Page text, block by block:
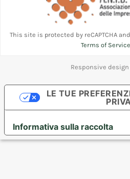
This site is protected by reCAPTCHA
Terms of Service
Responsive design
Informativa sulla raccolta
LE TUE